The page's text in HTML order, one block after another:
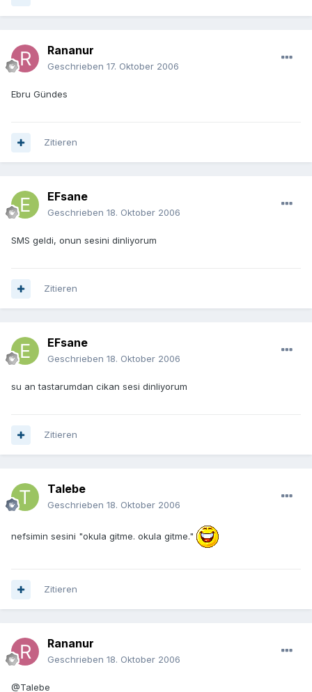
Rananur
Geschrieben 17. Oktober 2006
Ebru Gündes
Zitieren
EFsane
Geschrieben 18. Oktober 2006
SMS geldi, onun sesini dinliyorum
Zitieren
EFsane
Geschrieben 18. Oktober 2006
su an tastarumdan cikan sesi dinliyorum
Zitieren
Talebe
Geschrieben 18. Oktober 2006
nefsimin sesini "okula gitme. okula gitme."
Zitieren
Rananur
Geschrieben 18. Oktober 2006
@Talebe